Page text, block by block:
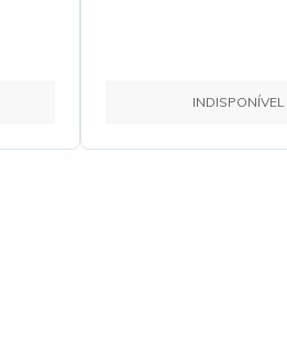
INDISPONÍVEL